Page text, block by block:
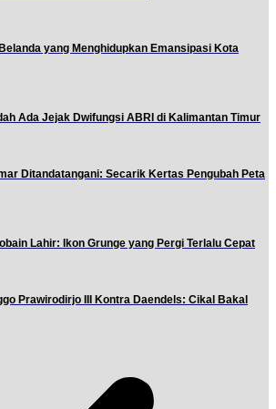
yang Menghidupkan Emansipasi Kota
Ada Jejak Dwifungsi ABRI di Kalimantan Timur
Ditandatangani: Secarik Kertas Pengubah Peta
Lahir: Ikon Grunge yang Pergi Terlalu Cepat
Prawirodirjo III Kontra Daendels: Cikal Bakal